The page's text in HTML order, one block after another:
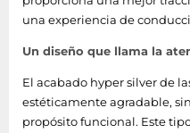
una experiencia de
Un diseño que llama la
El acabado hyper silver de
estéticamente agradable,
propósito funcional. Este